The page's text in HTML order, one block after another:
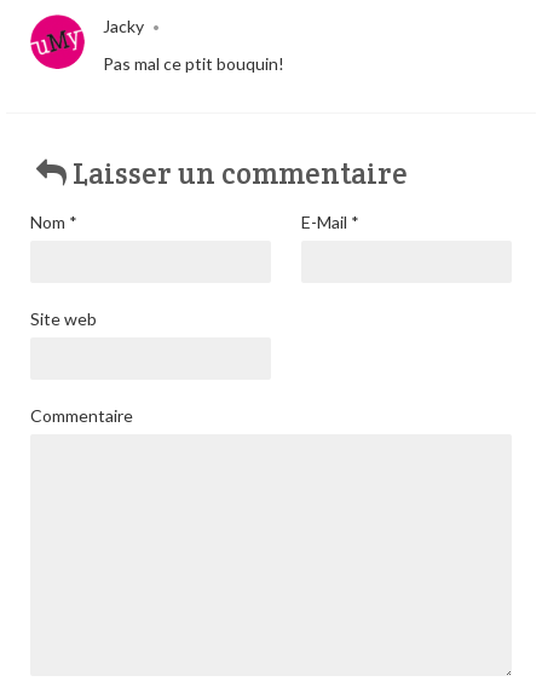
Jacky •
Pas mal ce ptit bouquin!
Laisser un commentaire
Nom * E-Mail *
Site web
Commentaire